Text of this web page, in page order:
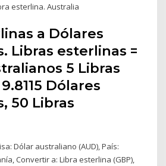
esterlina. Australia
a Dólares
Libras esterlinas =
5 Libras
Dólares
50 Libras
Dólar australiano (AUD), País:
Convertir a: Libra esterlina (GBP),